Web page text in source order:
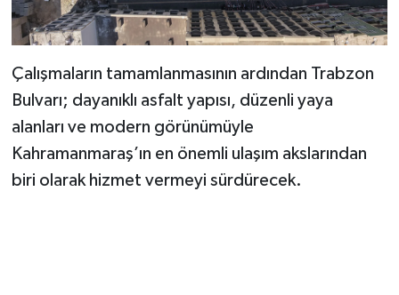
Çalışmaların tamamlanmasının ardından Trabzon
Bulvarı; dayanıklı asfalt yapısı, düzenli yaya
alanları ve modern görünümüyle
Kahramanmaraş’ın en önemli ulaşım akslarından
biri olarak hizmet vermeyi sürdürecek.